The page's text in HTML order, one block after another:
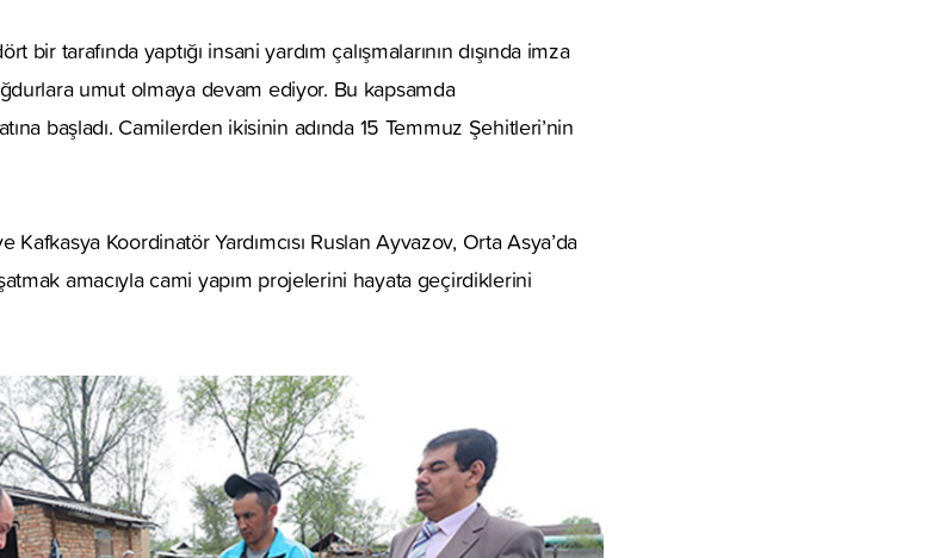
bir tarafında yaptığı insani yardım çalışmalarının dışında imza
umut olmaya devam ediyor. Bu kapsamda
başladı. Camilerden ikisinin adında 15 Temmuz Şehitleri’nin
Kafkasya Koordinatör Yardımcısı Ruslan Ayvazov, Orta Asya’da
amacıyla cami yapım projelerini hayata geçirdiklerini